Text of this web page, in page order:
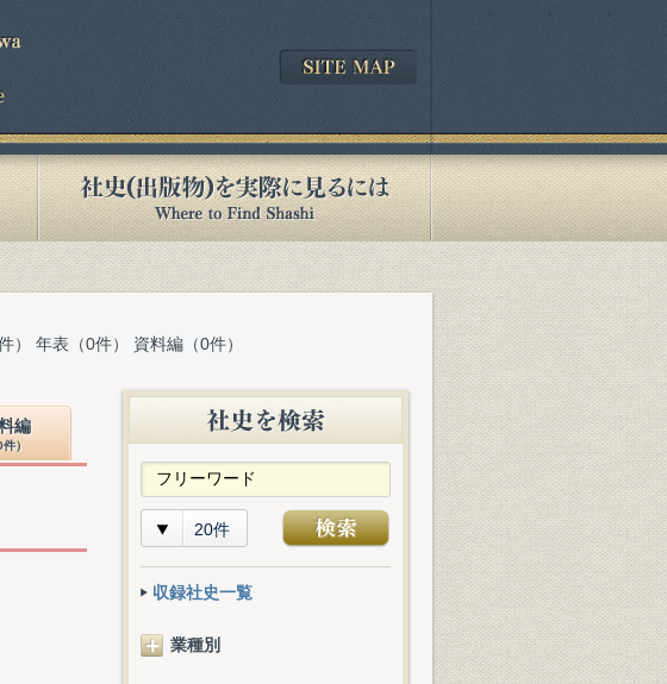
） 年表（0件） 資料編（0件）
編
件）
20件
収録社史一覧
業種別